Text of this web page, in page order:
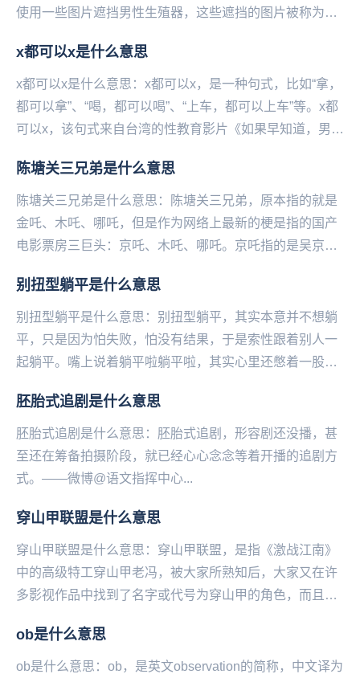
使用一些图片遮挡男性生殖器，这些遮挡的图片被称为守
婴...
x都可以x是什么意思
x都可以x是什么意思：x都可以x，是一种句式，比如“拿，
都可以拿”、“喝，都可以喝”、“上车，都可以上车”等。x都
可以x，该句式来自台湾的性教育影片《如果早知道，男生
陈塘关三兄弟是什么意思
陈塘关三兄弟是什么意思：陈塘关三兄弟，原本指的就是
金吒、木吒、哪吒，但是作为网络上最新的梗是指的国产
电影票房三巨头：京吒、木吒、哪吒。京吒指的是吴京主
别扭型躺平是什么意思
别扭型躺平是什么意思：别扭型躺平，其实本意并不想躺
平，只是因为怕失败，怕没有结果，于是索性跟着别人一
起躺平。嘴上说着躺平啦躺平啦，其实心里还憋着一股
挥...
胚胎式追剧是什么意思
胚胎式追剧是什么意思：胚胎式追剧，形容剧还没播，甚
至还在筹备拍摄阶段，就已经心心念念等着开播的追剧方
式。——微博@语文指挥中心...
穿山甲联盟是什么意思
穿山甲联盟是什么意思：穿山甲联盟，是指《激战江南》
中的高级特工穿山甲老冯，被大家所熟知后，大家又在许
多影视作品中找到了名字或代号为穿山甲的角色，而且这
ob是什么意思
ob是什么意思：ob，是英文observation的简称，中文译为